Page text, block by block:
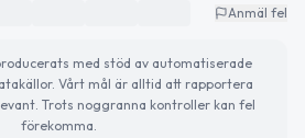
Anmäl fel
med stöd av automatiserade
Vårt mål är alltid att rapportera
Trots noggranna kontroller kan fel
förekomma.